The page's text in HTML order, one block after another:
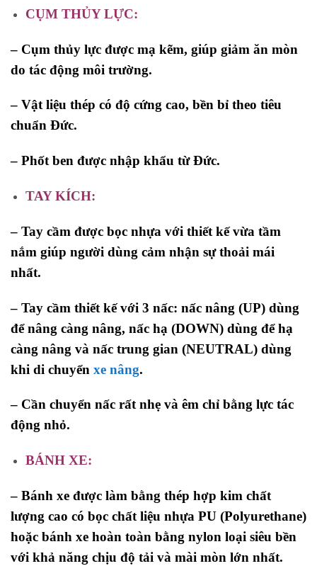
CỤM THỦY LỰC:
– Cụm thủy lực được mạ kẽm, giúp giảm ăn mòn
do tác động môi trường.
– Vật liệu thép có độ cứng cao, bền bỉ theo tiêu
chuẩn Đức.
– Phốt ben được nhập khẩu từ Đức.
TAY KÍCH:
– Tay cầm được bọc nhựa với thiết kế vừa tầm
nắm giúp người dùng cảm nhận sự thoải mái
nhất.
– Tay cầm thiết kế với 3 nấc: nấc nâng (UP) dùng
để nâng càng nâng, nấc hạ (DOWN) dùng để hạ
càng nâng và nấc trung gian (NEUTRAL) dùng
khi di chuyển xe nâng.
– Cần chuyển nấc rất nhẹ và êm chỉ bằng lực tác
động nhỏ.
BÁNH XE:
– Bánh xe được làm bằng thép hợp kim chất
lượng cao có bọc chất liệu nhựa PU (Polyurethane)
hoặc bánh xe hoàn toàn bằng nylon loại siêu bền
với khả năng chịu độ tải và mài mòn lớn nhất.